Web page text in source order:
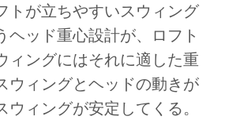
トが立ちやすいスウィング
ヘッド重心設計が、ロフト
ィングにはそれに適した重
ウィングとヘッドの動きが
ウィングが安定してくる。